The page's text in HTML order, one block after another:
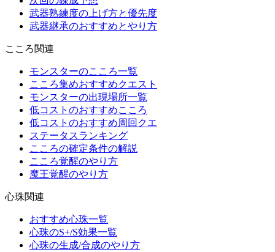
武器熟練度の上げ方と優先度
武器継承のおすすめとやり方
こころ関連
モンスターのこころ一覧
こころ集めおすすめクエスト
モンスターの出現場所一覧
低コストのおすすめこころ
低コストのおすすめ周回クエ
ステータスランキング
こころの確定条件の解説
こころ覚醒のやり方
魔王覚醒のやり方
心珠関連
おすすめ心珠一覧
心珠のS+/S効果一覧
心珠の生成/合成のやり方